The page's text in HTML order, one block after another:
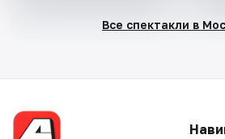
Все спектакли в